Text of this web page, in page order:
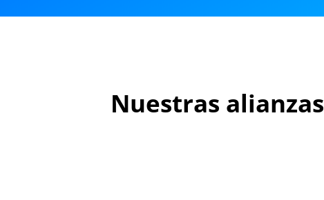
Nuestras alianzas